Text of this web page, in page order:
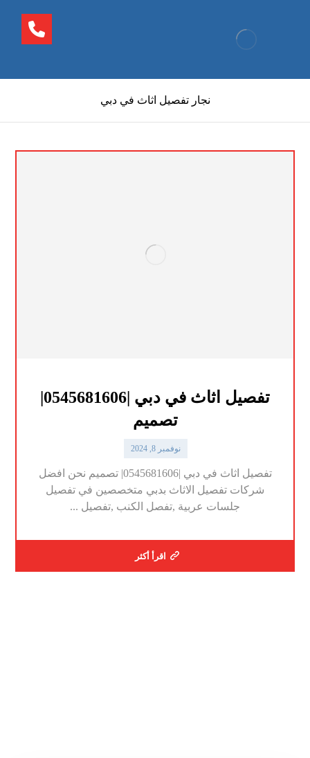
نجار تفصيل اثاث في دبي
تصميم
نوفمبر 8, 2024
تفصيل اثاث في دبي |0545681606| تصميم نحن افضل
شركات تفصيل الاثاث بدبي متخصصين في تفصيل
جلسات عربية ,تفصل الكنب ,تفصيل ...
اقرأ أكثر